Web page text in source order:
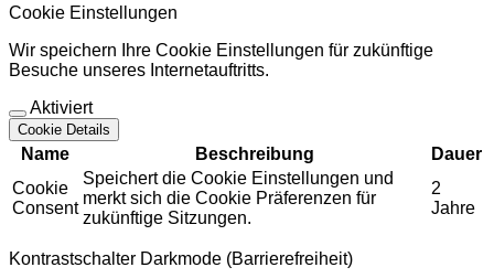
Cookie Einstellungen
Wir speichern Ihre Cookie Einstellungen für zukünftige
Besuche unseres Internetauftritts.
Aktiviert
Cookie Details
Name Beschreibung
Dauer
Cookie
Consent
Speichert die Cookie Einstellungen und
merkt sich die Cookie Präferenzen für
zukünftige Sitzungen.
2
Jahre
Kontrastschalter Darkmode (Barrierefreiheit)